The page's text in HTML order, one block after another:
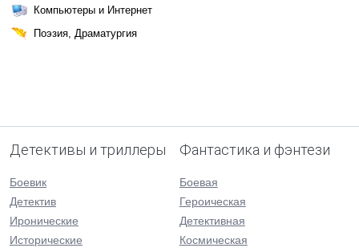
Компьютеры и Интернет
Поэзия, Драматургия
Детективы и триллеры
Боевик
Детектив
Иронические
Исторические
Фантастика и фэнтези
Боевая
Героическая
Детективная
Космическая